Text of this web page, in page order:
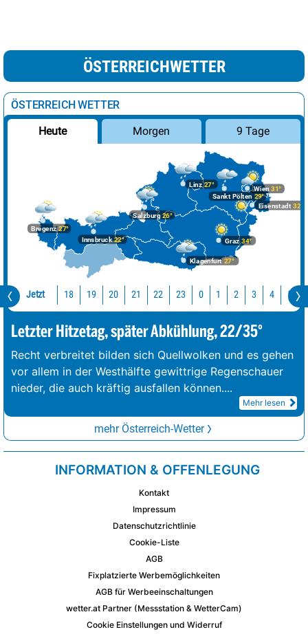
ÖSTERREICHWETTER
ÖSTERREICH WETTER
Heute Morgen 9 Tage
Bregenz27°
Graz34°
Innsbruck22°
Klagenfurt 27°
Linz27°
Salzburg26°
Wien 31°
Eisenstadt 32°
Sankt Pölten 29°
Jetzt 18 19 20 21 22 23 0 1 2 3 4 5
Letzter Hitzetag, später Abkühlung, 22/35°
Recht verbreitet bilden sich Quellwolken und es gehen
vor allem in der Westhälfte gewittrige Regenschauer
nieder, die auch kräftig ausfallen können....
Mehr lesen
mehr Österreich-Wetter
INFORMATION & OFFENLEGUNG
Kontakt
Impressum
Datenschutzrichtlinie
Cookie-Liste
AGB
Fixplatzierte Werbemöglichkeiten
AGB für Werbeeinschaltungen
wetter.at Partner (Messstation & WetterCam)
Cookie Einstellungen und Widerruf